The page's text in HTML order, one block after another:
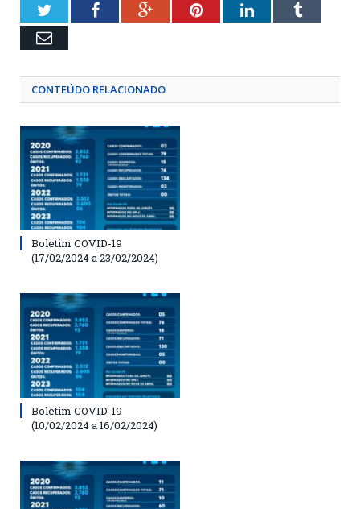
TwitterFacebookGoogle+PinterestLinkedInTumblr
Email
CONTEÚDO RELACIONADO
Boletim COVID-19
(17/02/2024 a 23/02/2024)
Boletim COVID-19
(10/02/2024 a 16/02/2024)